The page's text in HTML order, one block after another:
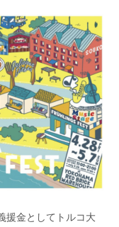
援金としてトルコ大